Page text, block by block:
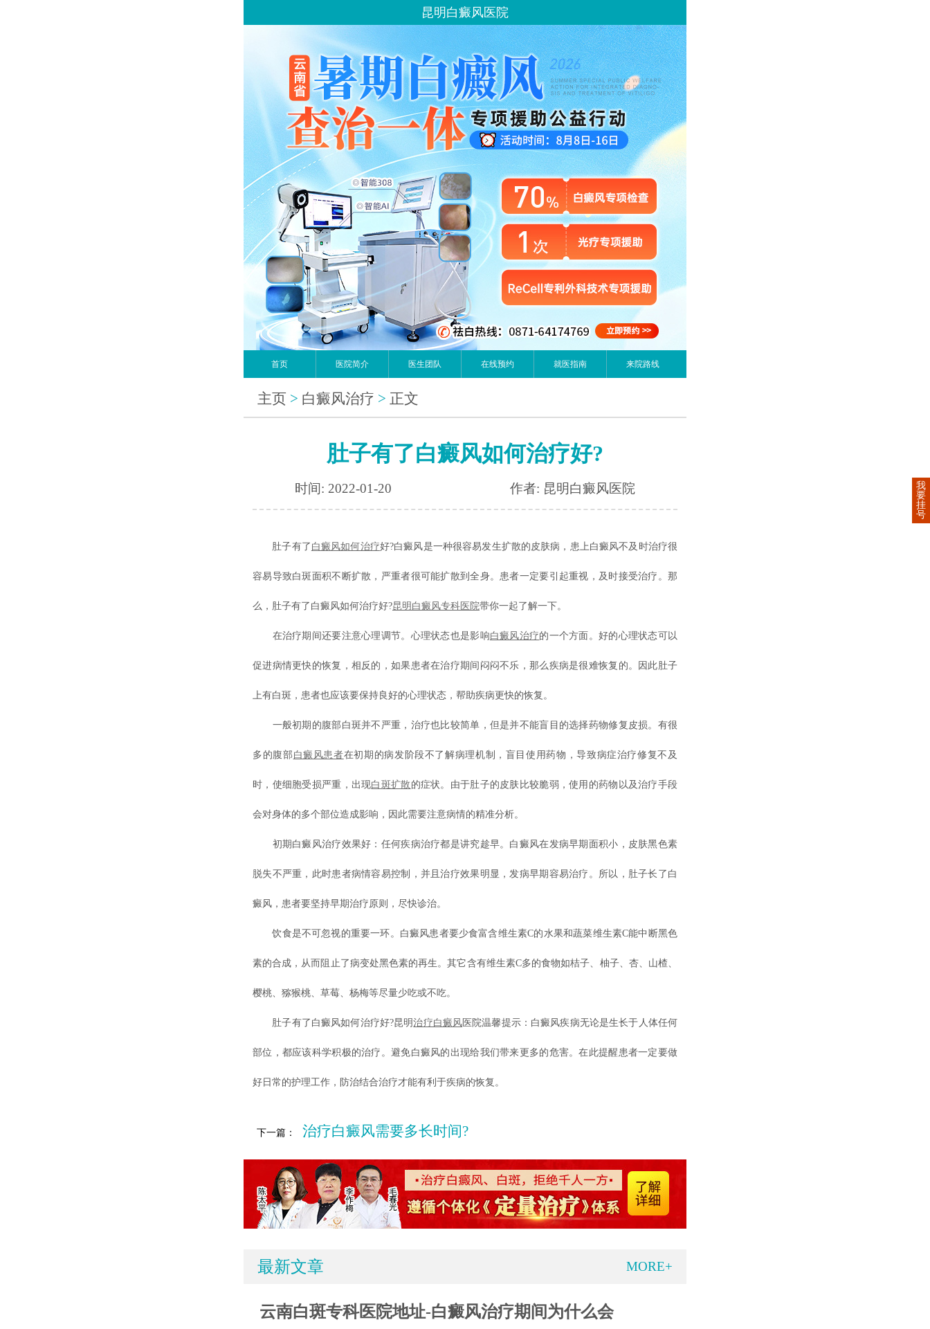
昆明白癜风医院
首页 医院简介 医生团队 在线预约 就医指南 来院路线
主页 > 白癜风治疗 > 正文
肚子有了白癜风如何治疗好?
时间: 2022-01-20 作者: 昆明白癜风医院
肚子有了 白癜风如何治疗好?白癜风是一种很容易发生扩散的皮肤病，患上白癜风不及时治疗很
容易导致白斑面积不断扩散，严重者很可能扩散到全身。患者一定要引起重视，及时接受治疗。那
么，肚子有了白癜风如何治疗好?昆明白癜风专科医院带你一起了解一下。
在治疗期间还要注意心理调节。心理状态也是影响白癜风治疗的一个方面。好的心理状态可以
促进病情更快的恢复，相反的，如果患者在治疗期间闷闷不乐，那么疾病是很难恢复的。因此肚子
上有白斑，患者也应该要保持良好的心理状态，帮助疾病更快的恢复。
一般初期的腹部白斑并不严重，治疗也比较简单，但是并不能盲目的选择药物修复皮损。有很
多的腹部 白癜风患者在初期的病发阶段不了解病理机制，盲目使用药物，导致病症治疗修复不及
时，使细胞受损严重，出现白斑扩散 的症状。由于肚子的皮肤比较脆弱，使用的药物以及治疗手段
会对身体的多个部位造成影响，因此需要注意病情的精准分析。
初期白癜风治疗效果好：任何疾病治疗都是讲究趁早。白癜风在发病早期面积小，皮肤黑色素
脱失不严重，此时患者病情容易控制，并且治疗效果明显，发病早期容易治疗。所以，肚子长了白
癜风，患者要坚持早期治疗原则，尽快诊治。
饮食是不可忽视的重要一环。白癜风患者要少食富含维生素C的水果和蔬菜维生素C能中断黑色
素的合成，从而阻止了病变处黑色素的再生。其它含有维生素C多的食物如桔子、柚子、杏、山楂、
樱桃、猕猴桃、草莓、杨梅等尽量少吃或不吃。
肚子有了白癜风如何治疗好?昆明治疗白癜风 医院温馨提示：白癜风疾病无论是生长于人体任何
部位，都应该科学积极的治疗。避免白癜风的出现给我们带来更多的危害。在此提醒患者一定要做
好日常的护理工作，防治结合治疗才能有利于疾病的恢复。
下一篇： 治疗白癜风需要多长时间?
最新文章 MORE+
云南白斑专科医院地址-白癜风治疗期间为什么会
我
要
挂
号